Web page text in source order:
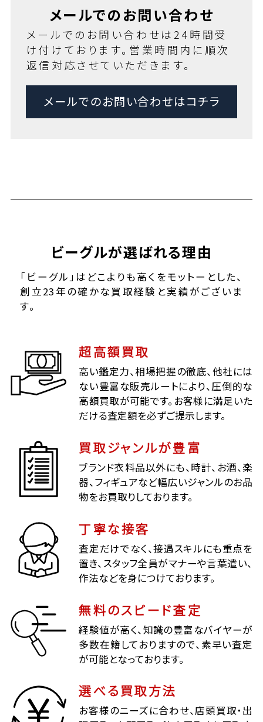
メールでのお問い合わせ
メールでのお問い合わせは24時間受
け付けております。営業時間内に順次
返信対応させていただきます。
メールでのお問い合わせはコチラ
ビーグルが選ばれる理由
「ビーグル」はどこよりも高くをモットーとした、
創立23年の確かな買取経験と実績がございま
す。
超高額買取
高い鑑定力、相場把握の徹底、他社には
ない豊富な販売ルートにより、圧倒的な
高額買取が可能です。お客様に満足いた
だける査定額を必ずご提示します。
買取ジャンルが豊富
ブランド衣料品以外にも、時計、お酒、楽
器、フィギュアなど幅広いジャンルのお品
物をお買取りしております。
丁寧な接客
査定だけでなく、接遇スキルにも重点を
置き、スタッフ全員がマナーや言葉遣い、
作法などを身につけております。
無料のスピード査定
経験値が高く、知識の豊富なバイヤーが
多数在籍しておりますので、素早い査定
が可能となっております。
選べる買取方法
お客様のニーズに合わせ、店頭買取・出